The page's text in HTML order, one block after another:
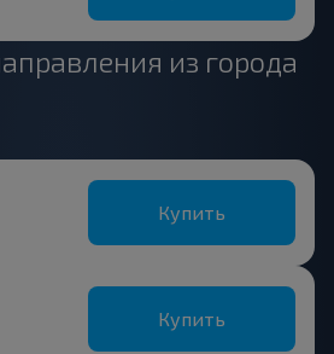
из города
Купить
Купить